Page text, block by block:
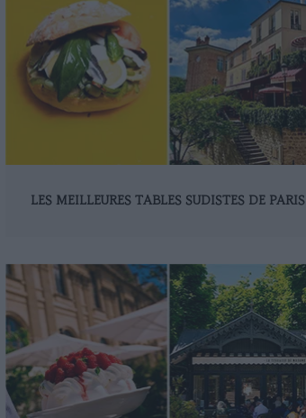
LES MEILLEURES TABLES SUDISTES DE PARIS